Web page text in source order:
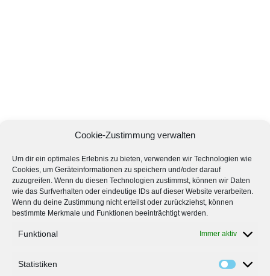
Cookie-Zustimmung verwalten
Um dir ein optimales Erlebnis zu bieten, verwenden wir Technologien wie
Cookies, um Geräteinformationen zu speichern und/oder darauf
zuzugreifen. Wenn du diesen Technologien zustimmst, können wir Daten
wie das Surfverhalten oder eindeutige IDs auf dieser Website verarbeiten.
Wenn du deine Zustimmung nicht erteilst oder zurückziehst, können
bestimmte Merkmale und Funktionen beeinträchtigt werden.
Funktional Immer aktiv
Statistiken